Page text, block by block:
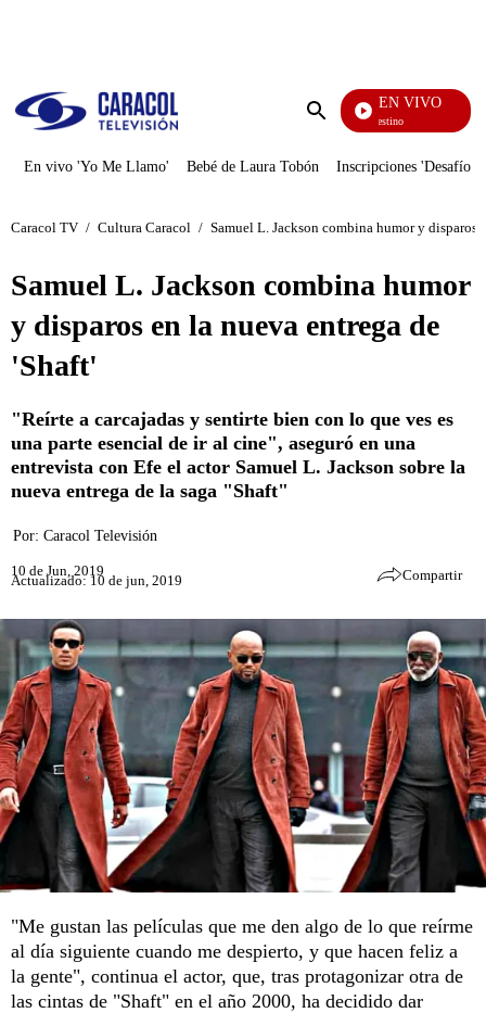
Enviar
EN VIVO
El
En vivo 'Yo Me Llamo' Bebé de Laura Tobón Inscripciones 'Desafío'
Caracol TV / Cultura Caracol / Samuel L. Jackson combina humor y disparos
Samuel L. Jackson combina humor
y disparos en la nueva entrega de
'Shaft'
"Reírte a carcajadas y sentirte bien con lo que ves es
una parte esencial de ir al cine", aseguró en una
entrevista con Efe el actor Samuel L. Jackson sobre la
nueva entrega de la saga "Shaft"
Por: Caracol Televisión
10 de Jun, 2019
Actualizado: 10 de jun, 2019 Compartir
"Me gustan las películas que me den algo de lo que reírme
al día siguiente cuando me despierto, y que hacen feliz a
la gente", continua el actor, que, tras protagonizar otra de
las cintas de "Shaft" en el año 2000, ha decidido dar